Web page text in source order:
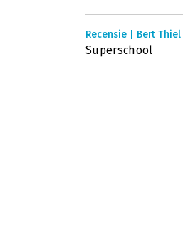
Recensie | Bert Thiel
Superschool